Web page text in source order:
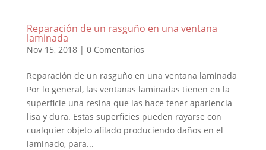
Reparación de un rasguño en una ventana
laminada
Nov 15, 2018| 0 Comentarios
Reparación de un rasguño en una ventana laminada
Por lo general, las ventanas laminadas tienen en la
superficie una resina que las hace tener apariencia
lisa y dura. Estas superficies pueden rayarse con
cualquier objeto afilado produciendo daños en el
laminado, para...